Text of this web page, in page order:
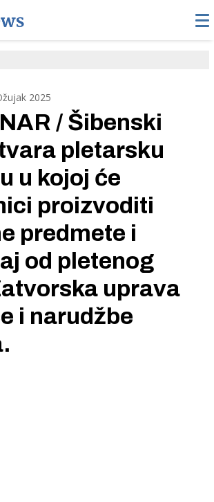
2025
/ Šibenski
pletarsku
u kojoj će
proizvoditi
predmete i
od pletenog
uprava
i narudžbe